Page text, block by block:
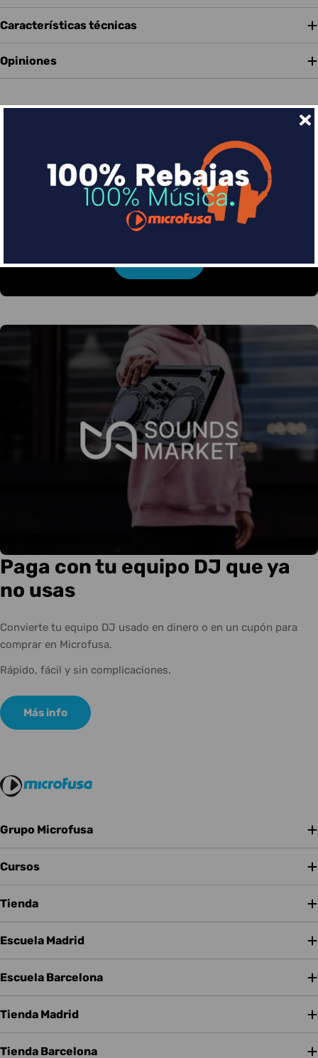
Características técnicas
Opiniones
Financia tus compras con Sequra
Divide en 3 sin coste o hasta en 18 meses por una
pequeña cuota al mes con Sequra
Más info
Paga con tu equipo DJ que ya
no usas
Convierte tu equipo DJ usado en dinero o en un cupón para
comprar en Microfusa.
Rápido, fácil y sin complicaciones.
Más info
Grupo Microfusa
Cursos
Tienda
Escuela Madrid
Escuela Barcelona
Tienda Madrid
Tienda Barcelona